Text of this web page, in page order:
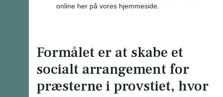
online her på vores hjemmeside.
Formålet er at skabe et
socialt arrangement for
præsterne i provstiet, hvor